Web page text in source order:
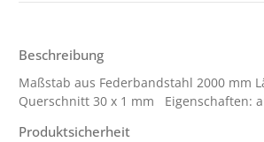
Beschreibung
Maßstab aus Federbandstahl 2000 mm
Querschnitt 30 x 1 mm Eigenschaften:
Produktsicherheit